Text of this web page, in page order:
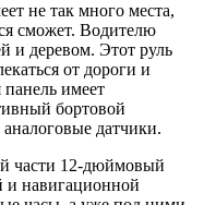
не так много места,
сможет. Водителю
и деревом. Этот руль
от дороги и
имеет
бортовой
датчики.
части 12-дюймовый
и навигационной